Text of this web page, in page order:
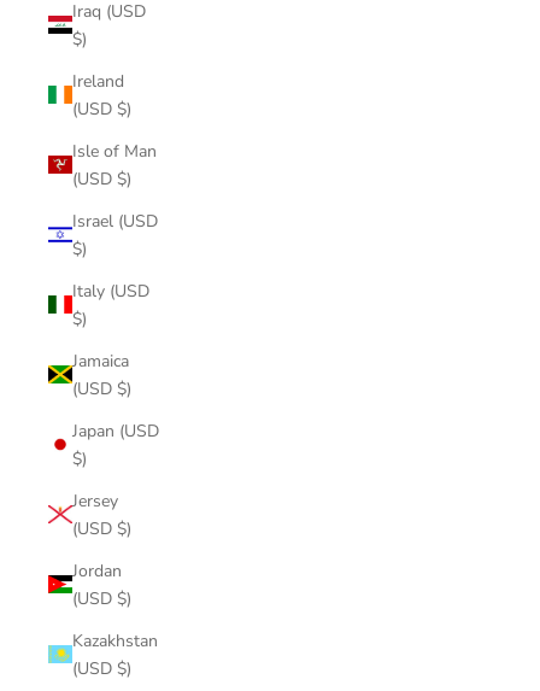
Iraq (USD
$)
Ireland
(USD $)
Isle of Man
(USD $)
Israel (USD
$)
Italy (USD
$)
Jamaica
(USD $)
Japan (USD
$)
Jersey
(USD $)
Jordan
(USD $)
Kazakhstan
(USD $)